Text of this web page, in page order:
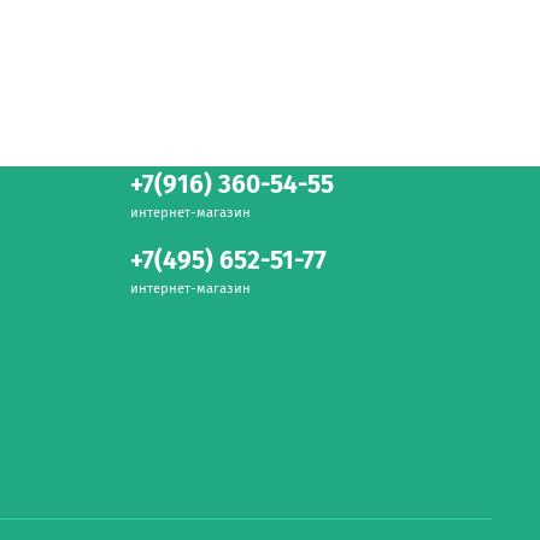
+7(916) 360-54-55
интернет-магазин
+7(495) 652-51-77
интернет-магазин